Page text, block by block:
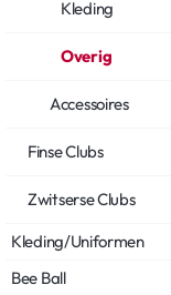
Kleding
Overig
Accessoires
Finse Clubs
Zwitserse Clubs
Kleding/Uniformen
Bee Ball